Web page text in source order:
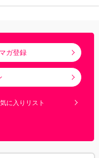
ガ登録
に入りリスト